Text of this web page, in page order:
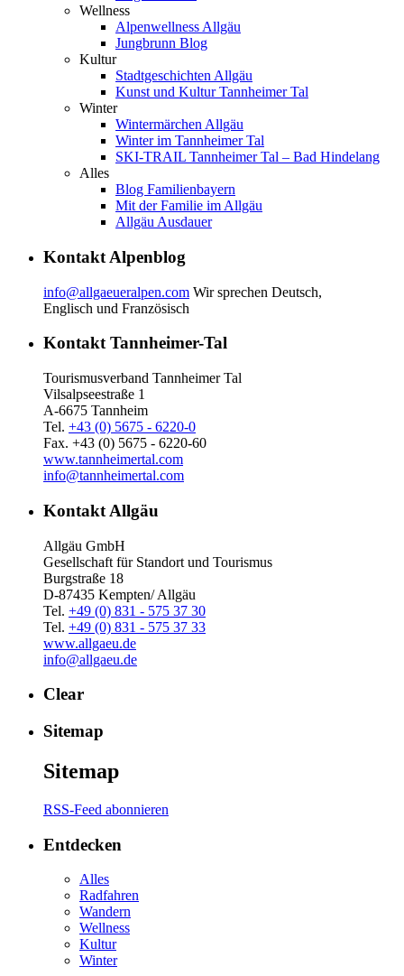
Wellness
Alpenwellness Allgäu
Jungbrunn Blog
Kultur
Stadtgeschichten Allgäu
Kunst und Kultur Tannheimer Tal
Winter
Wintermärchen Allgäu
Winter im Tannheimer Tal
SKI-TRAIL Tannheimer Tal – Bad Hindelang
Alles
Blog Familienbayern
Mit der Familie im Allgäu
Allgäu Ausdauer
Kontakt Alpenblog
info@allgaeueralpen.com Wir sprechen Deutsch,
Englisch und Französisch
Kontakt Tannheimer-Tal
Tourismusverband Tannheimer Tal
Vilsalpseestraße 1
A-6675 Tannheim
Tel. +43 (0) 5675 - 6220-0
Fax. +43 (0) 5675 - 6220-60
www.tannheimertal.com
info@tannheimertal.com
Kontakt Allgäu
Allgäu GmbH
Gesellschaft für Standort und Tourismus
Burgstraße 18
D-87435 Kempten/ Allgäu
Tel. +49 (0) 831 - 575 37 30
Tel. +49 (0) 831 - 575 37 33
www.allgaeu.de
info@allgaeu.de
Clear
Sitemap
Sitemap
RSS-Feed abonnieren
Entdecken
Alles
Radfahren
Wandern
Wellness
Kultur
Winter